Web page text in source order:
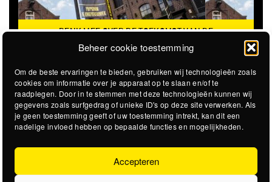
Beheer cookie toestemming
Om de beste ervaringen te bieden, gebruiken wij technologieën zoals
cookies om informatie over je apparaat op te slaan en/of te
raadplegen. Door in te stemmen met deze technologieën kunnen wij
gegevens zoals surfgedrag of unieke ID's op deze site verwerken. Als
je geen toestemming geeft of uw toestemming intrekt, kan dit een
nadelige invloed hebben op bepaalde functies en mogelijkheden.
Accepteren
DENK MEE OVER DE TOEKOMST VAN DE
KROEPOEKFABRIEK